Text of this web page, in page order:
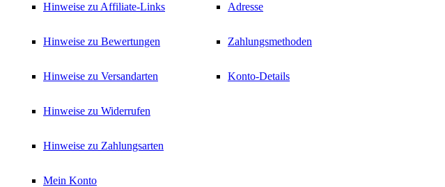
Hinweise zu Affiliate-Links
Hinweise zu Bewertungen
Hinweise zu Versandarten
Hinweise zu Widerrufen
Hinweise zu Zahlungsarten
Mein Konto
Adresse
Zahlungsmethoden
Konto-Details